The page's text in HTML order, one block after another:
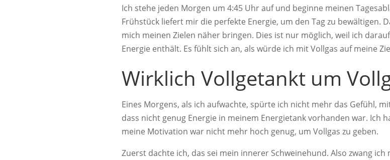
Ich stehe jeden Morgen um 4:45 Uhr auf und beginne meinen
Frühstück liefert mir die perfekte Energie, um den Tag zu bewältigen.
mich meinen Zielen näher bringen. Dies ist nur möglich, weil ich
Energie enthält. Es fühlt sich an, als würde ich mit Vollgas auf meine
Wirklich Vollgetankt um
Eines Morgens, als ich aufwachte, spürte ich nicht mehr das Gefühl,
dass nicht genug Energie in meinem Energietank vorhanden war. Ich
meine Motivation war nicht mehr hoch genug, um Vollgas zu geben.
Zuerst dachte ich, das sei mein innerer Schweinehund. Also zwang